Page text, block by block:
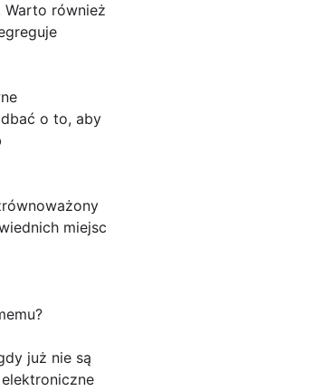
również
o to, aby
miejsc
już nie są